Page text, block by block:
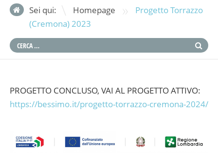
Sei qui: Homepage »
Progetto Torrazzo
(Cremona) 2023
PROGETTO CONCLUSO, VAI AL PROGETTO ATTIVO:
https://bessimo.it/progetto-torrazzo-cremona-2024/